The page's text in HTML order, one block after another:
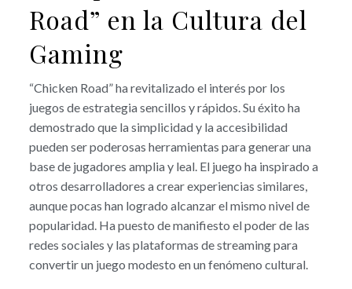
Road” en la Cultura del
Gaming
“Chicken Road” ha revitalizado el interés por los
juegos de estrategia sencillos y rápidos. Su éxito ha
demostrado que la simplicidad y la accesibilidad
pueden ser poderosas herramientas para generar una
base de jugadores amplia y leal. El juego ha inspirado a
otros desarrolladores a crear experiencias similares,
aunque pocas han logrado alcanzar el mismo nivel de
popularidad. Ha puesto de manifiesto el poder de las
redes sociales y las plataformas de streaming para
convertir un juego modesto en un fenómeno cultural.